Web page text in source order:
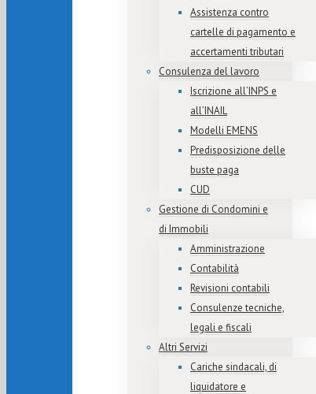
Assistenza contro
cartelle di pagamento e
accertamenti tributari
Consulenza del lavoro
Iscrizione all’INPS e
all’INAIL
Modelli EMENS
Predisposizione delle
buste paga
CUD
Gestione di Condomini e
di Immobili
Amministrazione
Contabilità
Revisioni contabili
Consulenze tecniche,
legali e fiscali
Altri Servizi
Cariche sindacali, di
liquidatore e